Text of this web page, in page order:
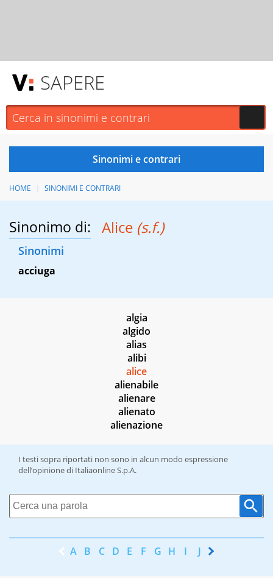
SAPERE
HOME SINONIMI E CONTRARI
Sinonimo di: Alice (s.f.)
Sinonimi
acciuga
algia
algido
alias
alibi
alice
alienabile
alienare
alienato
alienazione
I testi sopra riportati non sono in alcun modo espressione
dell’opinione di Italiaonline S.p.A.
A B C D E F G H I J K